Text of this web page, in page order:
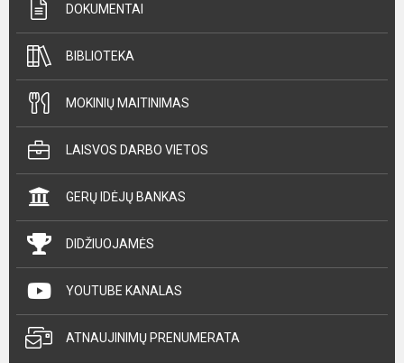
DOKUMENTAI
BIBLIOTEKA
MOKINIŲ MAITINIMAS
LAISVOS DARBO VIETOS
GERŲ IDĖJŲ BANKAS
DIDŽIUOJAMĖS
YOUTUBE KANALAS
ATNAUJINIMŲ PRENUMERATA